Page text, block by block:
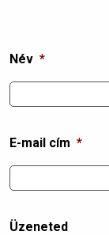
Név *
E-mail cím *
Üzeneted